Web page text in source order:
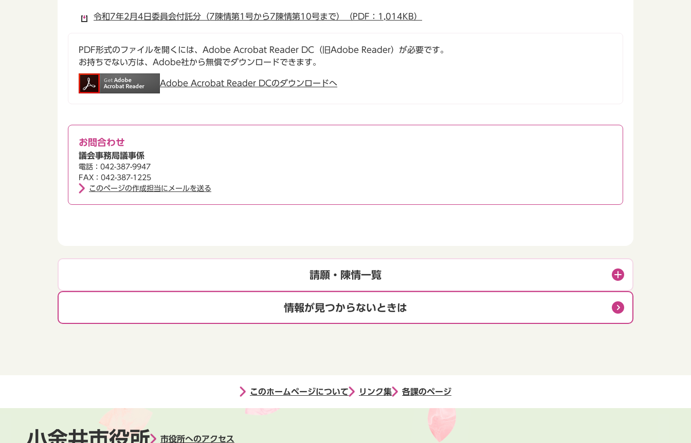
令和7年2月4日委員会付託分（7陳情第1号から7陳情第10号まで）（PDF：1,014KB）
PDF形式のファイルを開くには、Adobe Acrobat Reader DC（旧Adobe Reader）が必要です。
お持ちでない方は、Adobe社から無償でダウンロードできます。
Adobe Acrobat Reader DCのダウンロードへ
お問合わせ
議会事務局議事係
電話：042-387-9947
FAX：042-387-1225
このページの作成担当にメールを送る
請願・陳情一覧
情報が見つからないときは
このホームページについて リンク集 各課のページ
小金井市役所 市役所へのアクセス